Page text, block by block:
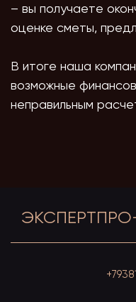
– вы получаете
оценке сметы,
В итоге наша
возможные
неправильным